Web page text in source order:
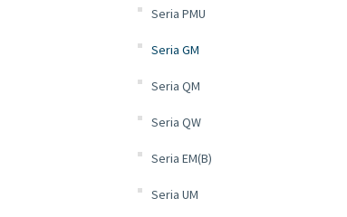
Seria PMU
Seria GM
Seria QM
Seria QW
Seria EM(B)
Seria UM